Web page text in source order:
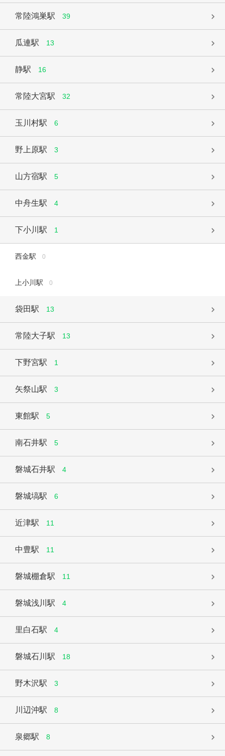
常陸鴻巣駅 39
瓜連駅 13
静駅 16
常陸大宮駅 32
玉川村駅 6
野上原駅 3
山方宿駅 5
中舟生駅 4
下小川駅 1
西金駅 0
上小川駅 0
袋田駅 13
常陸大子駅 13
下野宮駅 1
矢祭山駅 3
東館駅 5
南石井駅 5
磐城石井駅 4
磐城塙駅 6
近津駅 11
中豊駅 11
磐城棚倉駅 11
磐城浅川駅 4
里白石駅 4
磐城石川駅 18
野木沢駅 3
川辺沖駅 8
泉郷駅 8